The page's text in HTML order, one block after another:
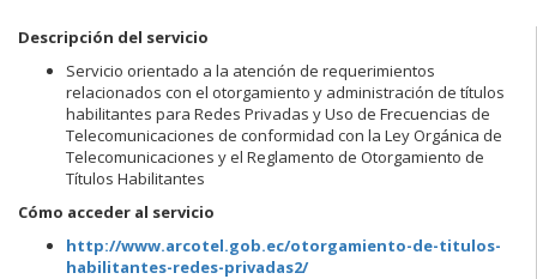
Descripción del servicio
Servicio orientado a la atención de requerimientos
relacionados con el otorgamiento y administración de títulos
habilitantes para Redes Privadas y Uso de Frecuencias de
Telecomunicaciones de conformidad con la Ley Orgánica de
Telecomunicaciones y el Reglamento de Otorgamiento de
Títulos Habilitantes
Cómo acceder al servicio
http://www.arcotel.gob.ec/otorgamiento-de-titulos-
habilitantes-redes-privadas2/